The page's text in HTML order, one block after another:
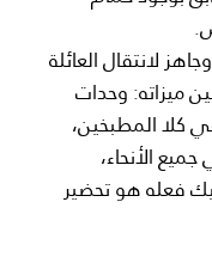
لانتقال العائلة
ميزاته: وحدات
كلا المطبخين،
الأنحاء،
فعله هو تحضير